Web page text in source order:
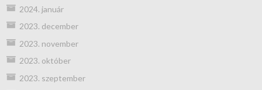
2024. január
2023. december
2023. november
2023. október
2023. szeptember